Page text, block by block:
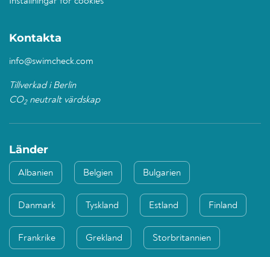
Kontakta
info@swimcheck.com
Tillverkad i Berlin
CO2neutralt värdskap
Länder
Albanien Belgien Bulgarien
Danmark Tyskland Estland Finland
Frankrike Grekland Storbritannien